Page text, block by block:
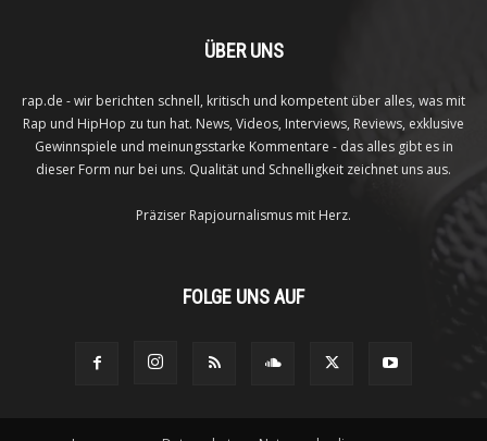
ÜBER UNS
rap.de - wir berichten schnell, kritisch und kompetent über alles, was mit
Rap und HipHop zu tun hat. News, Videos, Interviews, Reviews, exklusive
Gewinnspiele und meinungsstarke Kommentare - das alles gibt es in
dieser Form nur bei uns. Qualität und Schnelligkeit zeichnet uns aus.
Präziser Rapjournalismus mit Herz.
FOLGE UNS AUF